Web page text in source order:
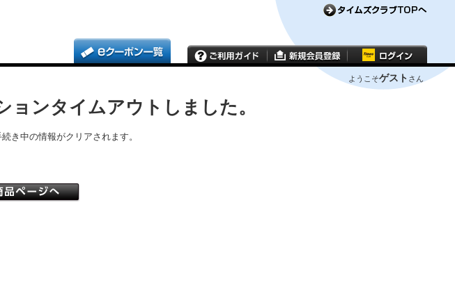
ようこそゲスト さん
ンタイムアウトしました。
き中の情報がクリアされます。